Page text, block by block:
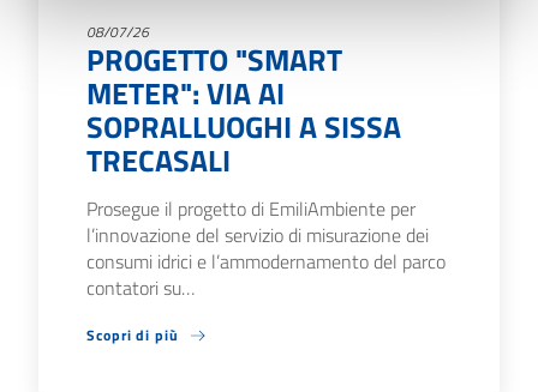
08/07/26
PROGETTO "SMART
METER": VIA AI
SOPRALLUOGHI A SISSA
TRECASALI
Prosegue il progetto di EmiliAmbiente per
l’innovazione del servizio di misurazione dei
consumi idrici e l’ammodernamento del parco
contatori su…
Scopri di più